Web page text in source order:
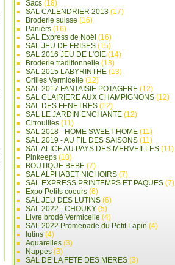
Sacs (18)
SAL CALENDRIER 2013 (17)
Broderie suisse (16)
Paniers (16)
SAL Express de Noël (16)
SAL JEU DE FRISES (15)
SAL 2016 JEU DE L'OIE (14)
Broderie traditionnelle (13)
SAL 2015 LABYRINTHE (13)
Grilles Vermicelle (12)
SAL 2017 FANTAISIE POTAGERE (12)
SAL CLAIRIERE AUX CHAMPIGNONS (12)
SAL DES FENETRES (12)
SAL LE JARDIN ENCHANTE (12)
Citrouilles (11)
SAL 2018 - HOME SWEET HOME (11)
SAL 2019 - AU FIL DES SAISONS (11)
SAL ALICE AU PAYS DES MERVEILLES (11)
Pinkeeps (10)
BOUTIQUE BEBE (7)
SAL ALPHABET NICHOIRS (7)
SAL EXPRESS PRINTEMPS ET PAQUES (7)
Expo Petits coeurs (6)
SAL JEU DES LUTINS (6)
SAL 2022 - CHOUKY (5)
Livre brodé Vermicelle (4)
SAL 2022 Promenade du Petit Lapin (4)
lutins (4)
Aquarelles (3)
Nappes (3)
SAL DE LA FETE DES MERES (3)